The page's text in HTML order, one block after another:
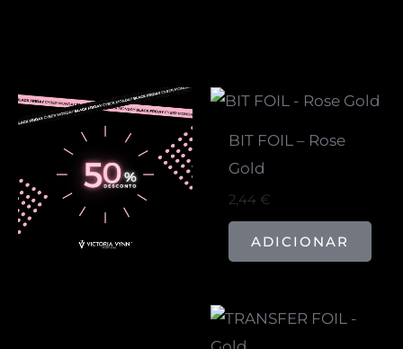
BIT FOIL – Rose
Gold
2,44 €
ADICIONAR